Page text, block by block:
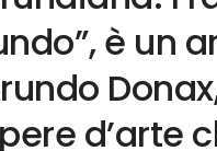
è un
d’arte